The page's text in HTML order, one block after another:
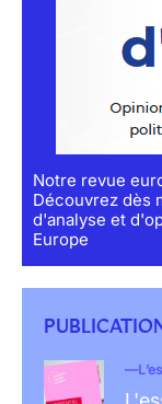
Notre revue
Découvrez dès
d'analyse et
Europe